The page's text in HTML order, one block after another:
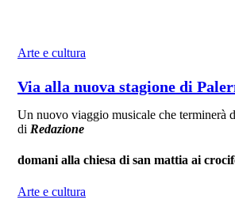
Arte e cultura
Via alla nuova stagione di
Un nuovo viaggio musicale che terminerà
di Redazione
domani alla chiesa di san mattia ai
Arte e cultura